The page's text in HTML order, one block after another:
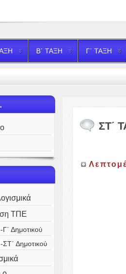
Β΄ ΤΑΞΗ Γ΄ ΤΑΞΗ
ΤΠΕ
Δημοτικού
Δημοτικού
ΣΤ΄